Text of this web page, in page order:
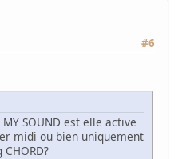
#6
SOUND est elle active
midi ou bien uniquement